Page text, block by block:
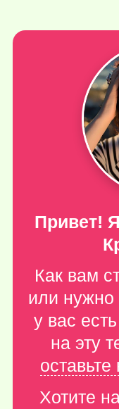
Привет!
Как вам
или нужно
у вас
на эту
Хотите